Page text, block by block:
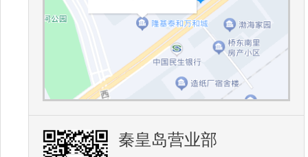
秦皇岛营业部